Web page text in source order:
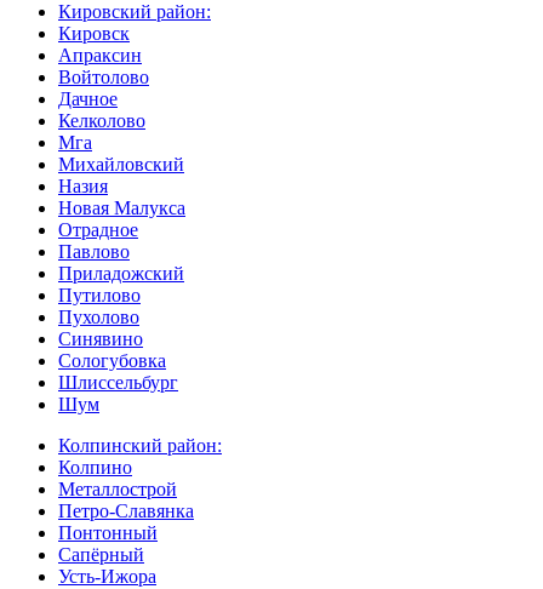
Кировский район:
Кировск
Апраксин
Войтолово
Дачное
Келколово
Мга
Михайловский
Назия
Новая Малукса
Отрадное
Павлово
Приладожский
Путилово
Пухолово
Синявино
Сологубовка
Шлиссельбург
Шум
Колпинский район:
Колпино
Металлострой
Петро-Славянка
Понтонный
Сапёрный
Усть-Ижора